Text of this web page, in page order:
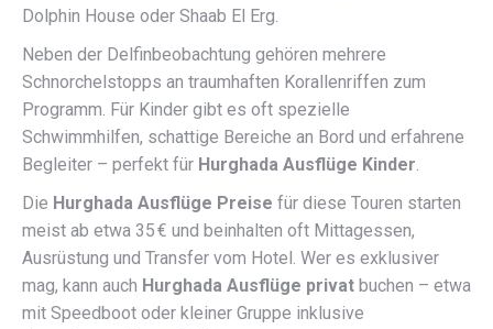
Dolphin House oder Shaab El Erg.
Neben der Delfinbeobachtung gehören mehrere
Schnorchelstopps an traumhaften Korallenriffen zum
Programm. Für Kinder gibt es oft spezielle
Schwimmhilfen, schattige Bereiche an Bord und erfahrene
Begleiter – perfekt für Hurghada Ausflüge Kinder.
Die Hurghada Ausflüge Preise für diese Touren starten
meist ab etwa 35 € und beinhalten oft Mittagessen,
Ausrüstung und Transfer vom Hotel. Wer es exklusiver
mag, kann auch Hurghada Ausflüge privat buchen – etwa
mit Speedboot oder kleiner Gruppe inklusive